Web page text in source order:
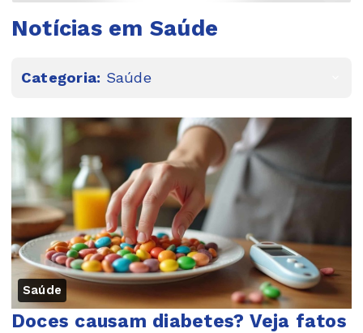
Notícias em Saúde
Categoria: Saúde
Saúde
Doces causam diabetes? Veja fatos